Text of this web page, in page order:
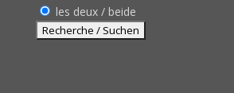
les deux / beide